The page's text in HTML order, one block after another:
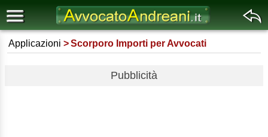
Applicazioni Scorporo Importi per Avvocati
Pubblicità